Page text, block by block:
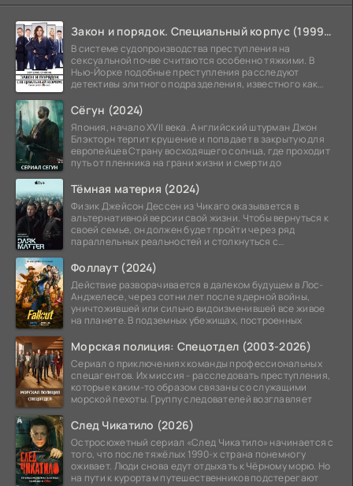
Закон и порядок. Специальный корпус (1999-2026)
В системе судопроизводства преступления на
сексуальной почве считаются особенно тяжкими. В
Нью-Йорке подобные преступления расследуют
детективы элитного подразделения, известного как
Сёгун (2024)
Япония, начало XVII века. Английский штурман Джон
Блэкторн терпит крушение и попадает в закрытую для
европейцев Страну восходящего солнца, где проходит
путь от пленника на грани жизни и смерти до
Тёмная материя (2024)
Физик Джейсон Дессен из Чикаго оказывается в
альтернативной версии свой жизни. Чтобы вернуться к
своей семье, он должен будет пройти через ряд
параллельных реальностей и столкнуться с
Фоллаут (2024)
Действие разворачивается в далеком будущем в Лос-
Анджелесе, через сотни лет после ядерной войны,
уничтожившей или сильно видоизменившей все живое
на планете. В подземных убежищах, построенных
Морская полиция: Спецотдел (2003-2026)
Сериал о приключениях команды профессиональных
спецагентов. Их миссия - расследовать преступления,
которые каким-то образом связаны со служащими
морской пехоты. Группу следователей возглавляет
След Чикатило (2026)
Остросюжетный сериал «След Чикатило» начинается с
того, что после тяжёлых 1990-х страна понемногу
оживает. Люди снова едут отдыхать к Чёрному морю. Но
на пути к курортам путешественников подстерегают